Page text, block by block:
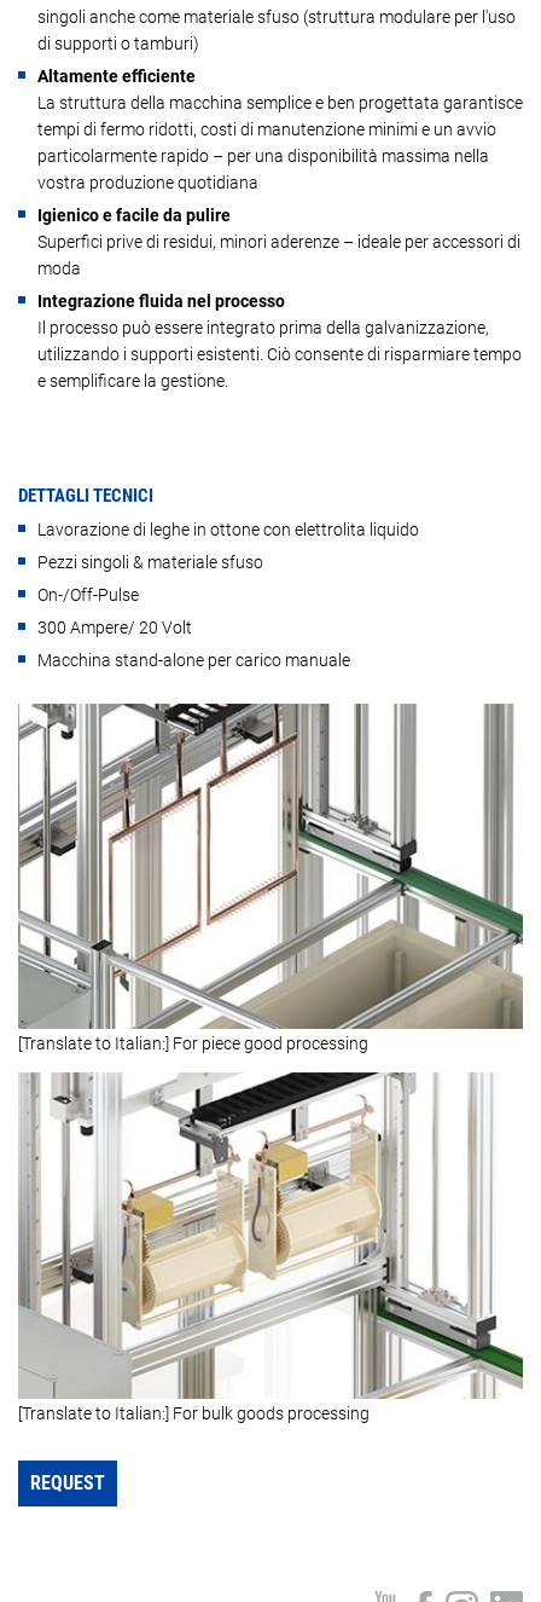
singoli anche come materiale sfuso (struttura modulare per l'uso
di supporti o tamburi)
Altamente efficiente
La struttura della macchina semplice e ben progettata garantisce
tempi di fermo ridotti, costi di manutenzione minimi e un avvio
particolarmente rapido – per una disponibilità massima nella
vostra produzione quotidiana
Igienico e facile da pulire
Superfici prive di residui, minori aderenze – ideale per accessori di
moda
Integrazione fluida nel processo
Il processo può essere integrato prima della galvanizzazione,
utilizzando i supporti esistenti. Ciò consente di risparmiare tempo
e semplificare la gestione.
DETTAGLI TECNICI
Lavorazione di leghe in ottone con elettrolita liquido
Pezzi singoli & materiale sfuso
On-/Off-Pulse
300 Ampere/ 20 Volt
Macchina stand-alone per carico manuale
[Translate to Italian:] For piece good processing
[Translate to Italian:] For bulk goods processing
REQUEST